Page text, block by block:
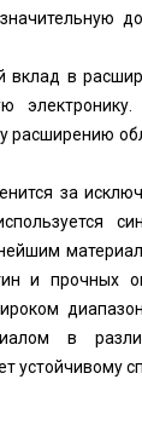
вклад в
расширению
за
и прочных
в
устойчивому